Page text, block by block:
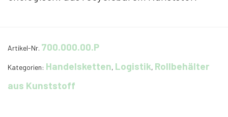
Artikel-Nr. 700.000.00.P
Kategorien: Handelsketten, Logistik, Rollbehälter
aus Kunststoff